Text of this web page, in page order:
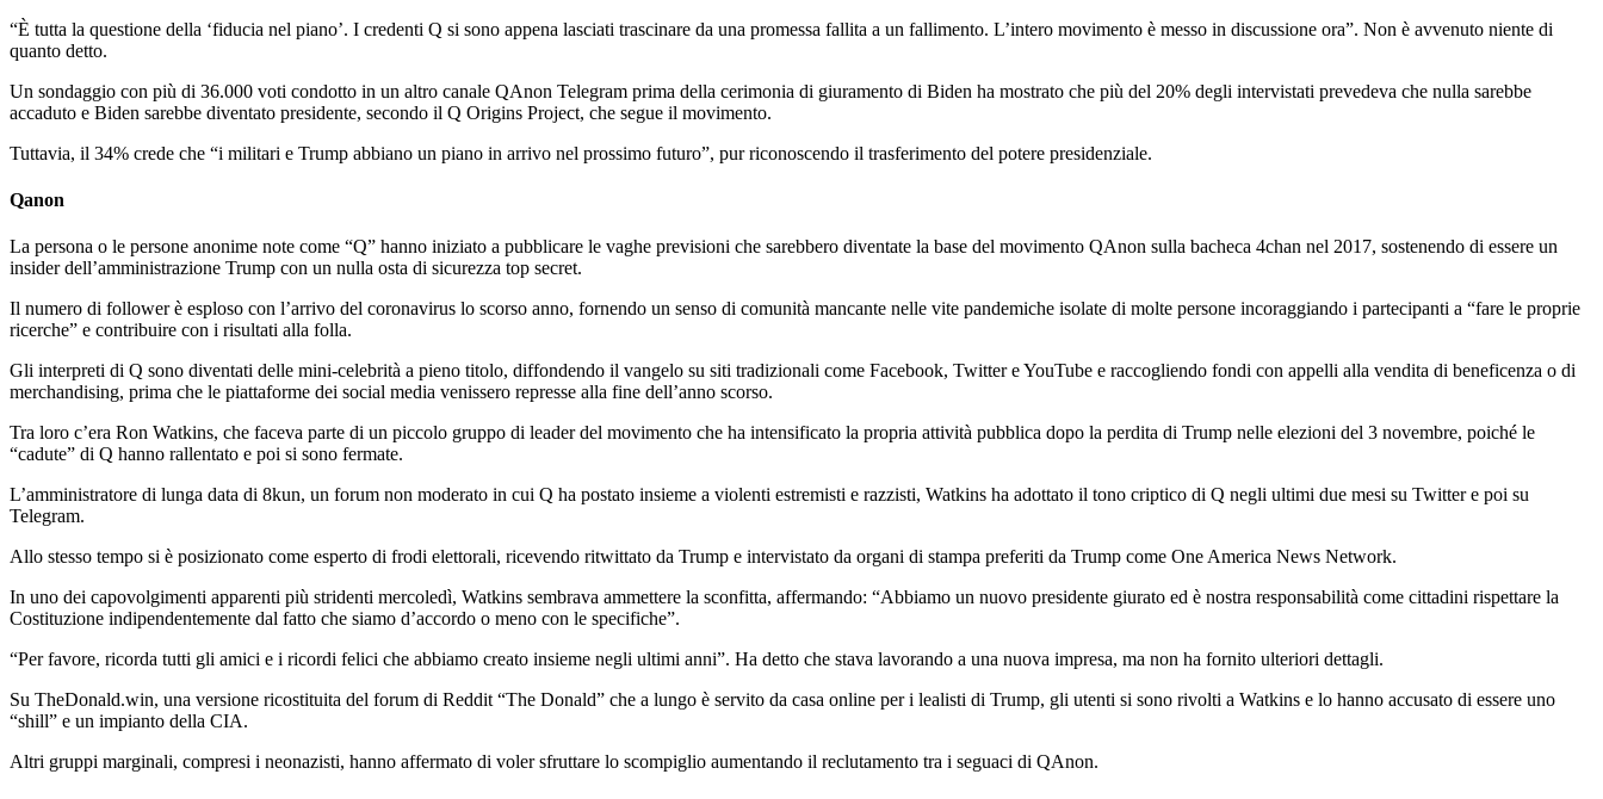
“È tutta la questione della ‘fiducia nel piano’. I credenti Q si sono appena lasciati trascinare da una promessa fallita a un fallimento. L’intero movimento è messo in discussione ora”. Non è avvenuto niente di
quanto detto.
Un sondaggio con più di 36.000 voti condotto in un altro canale QAnon Telegram prima della cerimonia di giuramento di Biden ha mostrato che più del 20% degli intervistati prevedeva che nulla sarebbe
accaduto e Biden sarebbe diventato presidente, secondo il Q Origins Project, che segue il movimento.
Tuttavia, il 34% crede che “i militari e Trump abbiano un piano in arrivo nel prossimo futuro”, pur riconoscendo il trasferimento del potere presidenziale.
Qanon
La persona o le persone anonime note come “Q” hanno iniziato a pubblicare le vaghe previsioni che sarebbero diventate la base del movimento QAnon sulla bacheca 4chan nel 2017, sostenendo di essere un
insider dell’amministrazione Trump con un nulla osta di sicurezza top secret.
Il numero di follower è esploso con l’arrivo del coronavirus lo scorso anno, fornendo un senso di comunità mancante nelle vite pandemiche isolate di molte persone incoraggiando i partecipanti a “fare le proprie
ricerche” e contribuire con i risultati alla folla.
Gli interpreti di Q sono diventati delle mini-celebrità a pieno titolo, diffondendo il vangelo su siti tradizionali come Facebook, Twitter e YouTube e raccogliendo fondi con appelli alla vendita di beneficenza o di
merchandising, prima che le piattaforme dei social media venissero represse alla fine dell’anno scorso.
Tra loro c’era Ron Watkins, che faceva parte di un piccolo gruppo di leader del movimento che ha intensificato la propria attività pubblica dopo la perdita di Trump nelle elezioni del 3 novembre, poiché le
“cadute” di Q hanno rallentato e poi si sono fermate.
L’amministratore di lunga data di 8kun, un forum non moderato in cui Q ha postato insieme a violenti estremisti e razzisti, Watkins ha adottato il tono criptico di Q negli ultimi due mesi su Twitter e poi su
Telegram.
Allo stesso tempo si è posizionato come esperto di frodi elettorali, ricevendo ritwittato da Trump e intervistato da organi di stampa preferiti da Trump come One America News Network.
In uno dei capovolgimenti apparenti più stridenti mercoledì, Watkins sembrava ammettere la sconfitta, affermando: “Abbiamo un nuovo presidente giurato ed è nostra responsabilità come cittadini rispettare la
Costituzione indipendentemente dal fatto che siamo d’accordo o meno con le specifiche”.
“Per favore, ricorda tutti gli amici e i ricordi felici che abbiamo creato insieme negli ultimi anni”. Ha detto che stava lavorando a una nuova impresa, ma non ha fornito ulteriori dettagli.
Su TheDonald.win, una versione ricostituita del forum di Reddit “The Donald” che a lungo è servito da casa online per i lealisti di Trump, gli utenti si sono rivolti a Watkins e lo hanno accusato di essere uno
“shill” e un impianto della CIA.
Altri gruppi marginali, compresi i neonazisti, hanno affermato di voler sfruttare lo scompiglio aumentando il reclutamento tra i seguaci di QAnon.